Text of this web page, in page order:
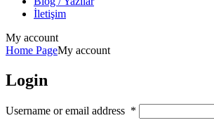
İletişim
My account
Home PageMy account
Login
Username or email address *